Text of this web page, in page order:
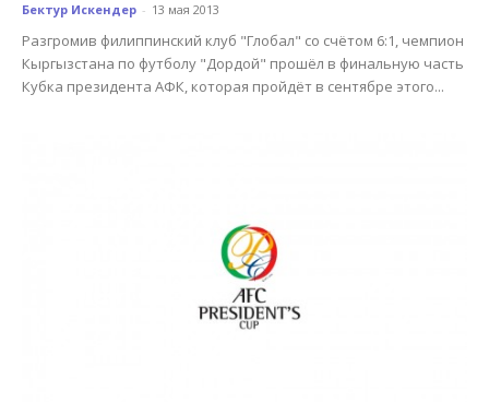
Бектур Искендер - 13 мая 2013
Разгромив филиппинский клуб "Глобал" со счётом 6:1, чемпион
Кыргызстана по футболу "Дордой" прошёл в финальную часть
Кубка президента АФК, которая пройдёт в сентябре этого...